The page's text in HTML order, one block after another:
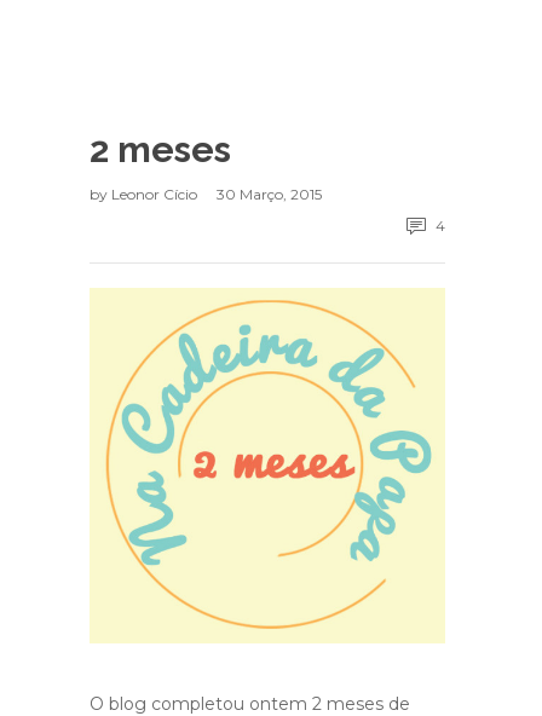
2 meses
by Leonor Cício
30 Março, 2015
4
O blog completou ontem 2 meses de